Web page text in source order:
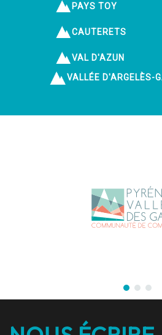
PAYS TOY
CAUTERETS
VAL D'AZUN
VALLÉE D'ARGELÈS-